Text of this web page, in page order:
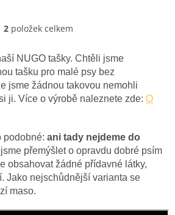
O
l
á
d
a
c
r
v
k
y
v
p
2 položek celkem
NUGO tašky. Chtěli jsme
tašku pro malé psy bez
jsme žádnou takovou nemohli
ji. Více o výrobě naleznete zde: O
podobné: ani tady nejdeme do
přemýšlet o opravdu dobré psím
obsahovat žádné přídavné látky,
Jako nejschůdnější varianta se
maso.